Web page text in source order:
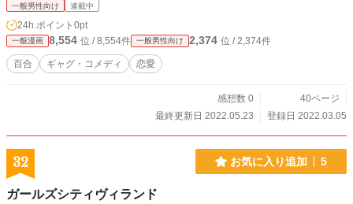
一般男性向け 連載中
24h.ポイント 0pt
一般漫画 8,554 位 / 8,554件 一般男性向け 2,374 位 / 2,374件
百合 ギャグ・コメディ 恋愛
感想数 0
40ページ
最終更新日 2022.05.23
登録日 2022.03.05
32 お気に入り追加 5
ガールズシティヴィランド